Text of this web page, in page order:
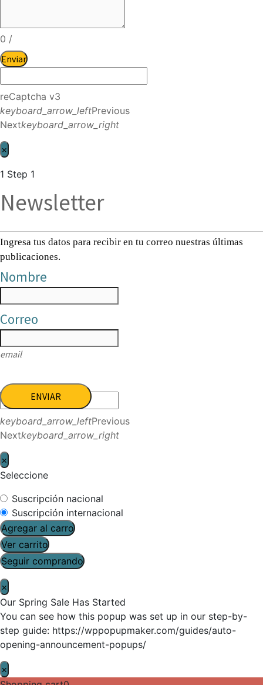
0 /
Enviar
reCaptcha v3
keyboard_arrow_leftPrevious
Nextkeyboard_arrow_right
×
1 Step 1
Newsletter
Ingresa tus datos para recibir en tu correo nuestras últimas
publicaciones.
Nombre
Correo
email
ENVIAR
keyboard_arrow_leftPrevious
Nextkeyboard_arrow_right
×
Seleccione
Suscripción nacional
Suscripción internacional
Agregar al carro
Ver carrito
Seguir comprando
×
Our Spring Sale Has Started
You can see how this popup was set up in our step-by-
step guide: https://wppopupmaker.com/guides/auto-
opening-announcement-popups/
×